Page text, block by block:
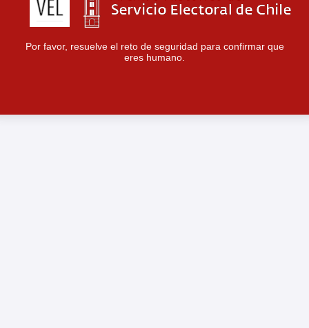
Por favor, resuelve el reto de seguridad para confirmar que
eres humano.